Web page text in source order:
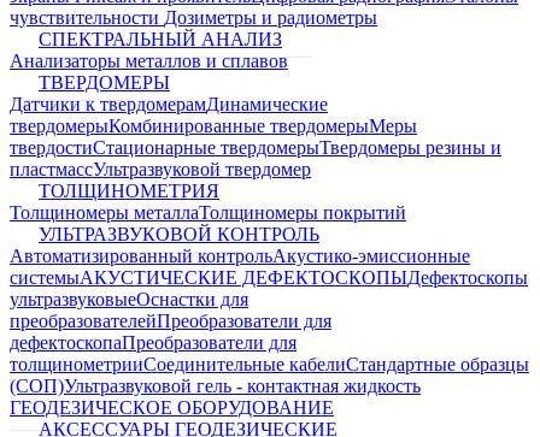
чувствительности Дозиметры и радиометры
СПЕКТРАЛЬНЫЙ АНАЛИЗ
Анализаторы металлов и сплавов
ТВЕРДОМЕРЫ
Датчики к твердомерамДинамические
твердомерыКомбинированные твердомерыМеры
твердостиСтационарные твердомерыТвердомеры резины и
пластмассУльтразвуковой твердомер
ТОЛЩИНОМЕТРИЯ
Толщиномеры металлаТолщиномеры покрытий
УЛЬТРАЗВУКОВОЙ КОНТРОЛЬ
Автоматизированный контрольАкустико-эмиссионные
системыАКУСТИЧЕСКИЕ ДЕФЕКТОСКОПЫДефектоскопы
ультразвуковыеОснастки для
преобразователейПреобразователи для
дефектоскопаПреобразователи для
толщинометрииСоединительные кабелиСтандартные образцы
(СОП)Ультразвуковой гель - контактная жидкость
ГЕОДЕЗИЧЕСКОЕ ОБОРУДОВАНИЕ
АКСЕССУАРЫ ГЕОДЕЗИЧЕСКИЕ